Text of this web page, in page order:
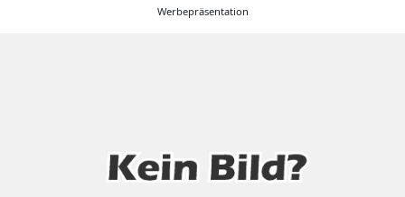
Werbepräsentation